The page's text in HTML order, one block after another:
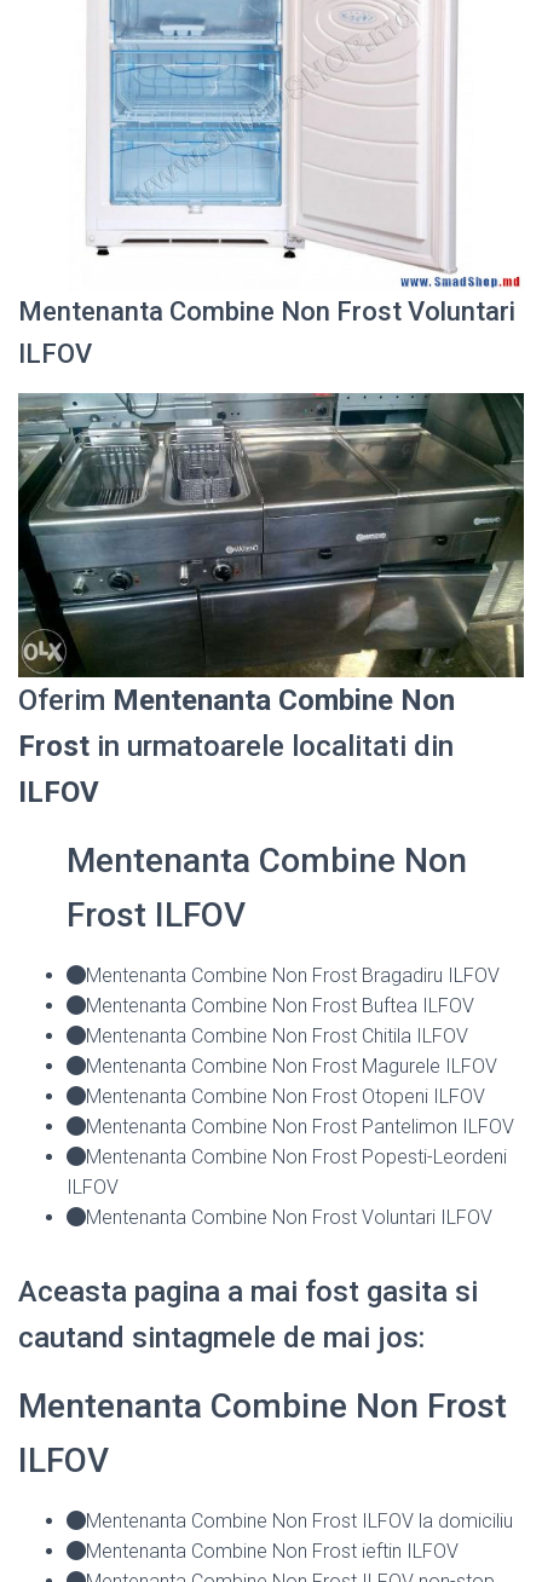
Mentenanta Combine Non Frost Voluntari
ILFOV
Oferim Mentenanta Combine Non
Frost in urmatoarele localitati din
ILFOV
Mentenanta Combine Non
Frost ILFOV
Mentenanta Combine Non Frost Bragadiru ILFOV
Mentenanta Combine Non Frost Buftea ILFOV
Mentenanta Combine Non Frost Chitila ILFOV
Mentenanta Combine Non Frost Magurele ILFOV
Mentenanta Combine Non Frost Otopeni ILFOV
Mentenanta Combine Non Frost Pantelimon ILFOV
Mentenanta Combine Non Frost Popesti-Leordeni
ILFOV
Mentenanta Combine Non Frost Voluntari ILFOV
Aceasta pagina a mai fost gasita si
cautand sintagmele de mai jos:
Mentenanta Combine Non Frost
ILFOV
Mentenanta Combine Non Frost ILFOV la domiciliu
Mentenanta Combine Non Frost ieftin ILFOV